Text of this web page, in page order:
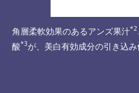
角層柔軟効果のあるアンズ果汁*2
酸*3が、美白有効成分の引き込み